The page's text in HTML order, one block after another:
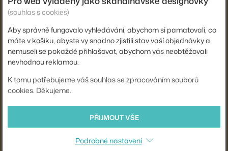
AUDO COPENHAGEN AUDO COPENHAGEN
AUDO COPENHAGEN
17 468 Kč
(souhlas s cookies)
Aby správně fungovalo vyhledávání, abychom si pamatovali, co
máte v košíku, abyste vy snadno zjistili stav vaší objednávky a
nemuseli se pokaždé přihlašovat, abychom vás neobtěžovali
nevhodnou reklamou.
K tomu potřebujeme váš souhlas se zpracováním souborů
cookies. Děkujeme.
PŘIJMOUT VŠE
Podrobné nastavení